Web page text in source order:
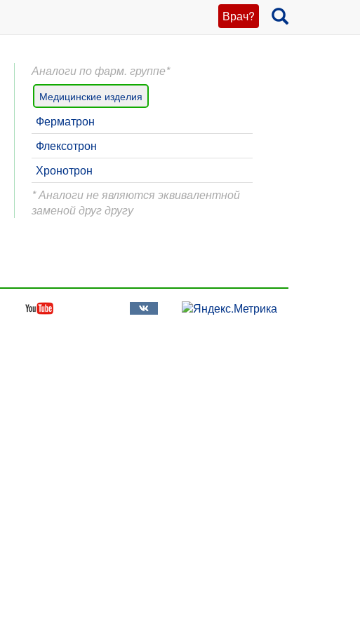
Врач?
Аналоги по фарм. группе*
Медицинские изделия
Ферматрон
Флексотрон
Хронотрон
* Аналоги не являются эквивалентной
заменой друг другу